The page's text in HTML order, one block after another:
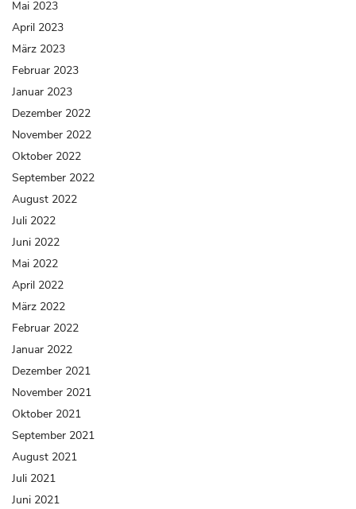
Mai 2023
April 2023
März 2023
Februar 2023
Januar 2023
Dezember 2022
November 2022
Oktober 2022
September 2022
August 2022
Juli 2022
Juni 2022
Mai 2022
April 2022
März 2022
Februar 2022
Januar 2022
Dezember 2021
November 2021
Oktober 2021
September 2021
August 2021
Juli 2021
Juni 2021